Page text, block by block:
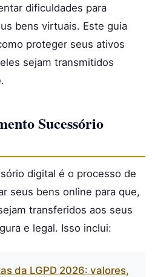
dificuldades para
bens virtuais. Este guia
proteger seus ativos
sejam transmitidos
Sucessório
digital é o processo de
seus bens online para que,
transferidos aos seus
e legal. Isso inclui:
da LGPD 2026: valores,